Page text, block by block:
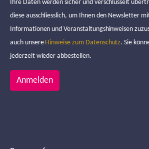
Ihre Daten werden sicher und verschlüsselt
diese ausschliesslich, um Ihnen den Newsletter
Informationen und Veranstaltungshinweisen
auch unsere Hinweise zum Datenschutz. Sie
jederzeit wieder abbestellen.
Anmelden